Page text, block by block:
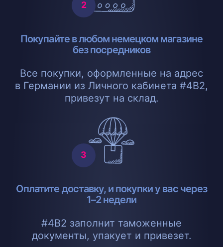
Покупайте в любом немецком магазине
без посредников
Все покупки, оформленные на адрес
в Германии из Личного кабинета #4B2,
привезут на склад.
Оплатите доставку, и покупки у вас через
1–2 недели
#4B2 заполнит таможенные
документы, упакует и привезет.